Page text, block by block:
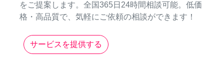
をご提案します。全国365日24時間相談可能。低価
格・高品質で、気軽にご依頼の相談ができます！
サービスを提供する